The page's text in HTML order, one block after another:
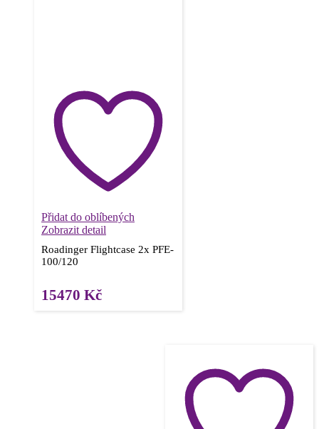
Přidat do oblíbených
Zobrazit detail
Roadinger Flightcase 2x PFE-
100/120
15470 Kč